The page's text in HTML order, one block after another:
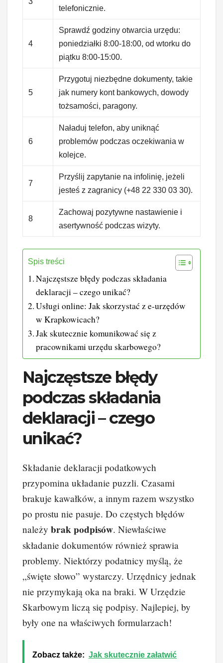
telefonicznie.
4
Sprawdź godziny otwarcia urzędu:
poniedziałki 8:00-18:00, od wtorku do
piątku 8:00-15:00.
5
Przygotuj niezbędne dokumenty, takie
jak numery kont bankowych, dowody
tożsamości, paragony.
6
Naładuj telefon, aby uniknąć
problemów podczas oczekiwania w
kolejce.
7
Przyślij zapytanie na infolinię, jeżeli
jesteś z zagranicy (+48 22 330 03 30).
8
Zachowaj pozytywne nastawienie i
asertywność podczas wizyty.
Spis treści
Najczęstsze błędy podczas składania
deklaracji – czego unikać?
Usługi online: Jak skorzystać z e-urzędów
w Krapkowicach?
Jak skutecznie komunikować się z
pracownikami urzędu skarbowego?
Najczęstsze błędy
podczas składania
deklaracji – czego
unikać?
Składanie deklaracji podatkowych
przypomina układanie puzzli. Czasami
brakuje kawałków, a innym razem wszystko
po prostu nie pasuje. Do częstych błędów
należy brak podpisów. Niewłaściwe
składanie dokumentów również sprawia
problemy. Niektórzy podatnicy myślą, że
„święte słowo” wystarczy. Urzędnicy jednak
nie przymykają oka na braki. W Urzędzie
Skarbowym liczą się podpisy. Najlepiej, by
były one na właściwych formularzach!
Zobacz także: Jak skutecznie załatwić